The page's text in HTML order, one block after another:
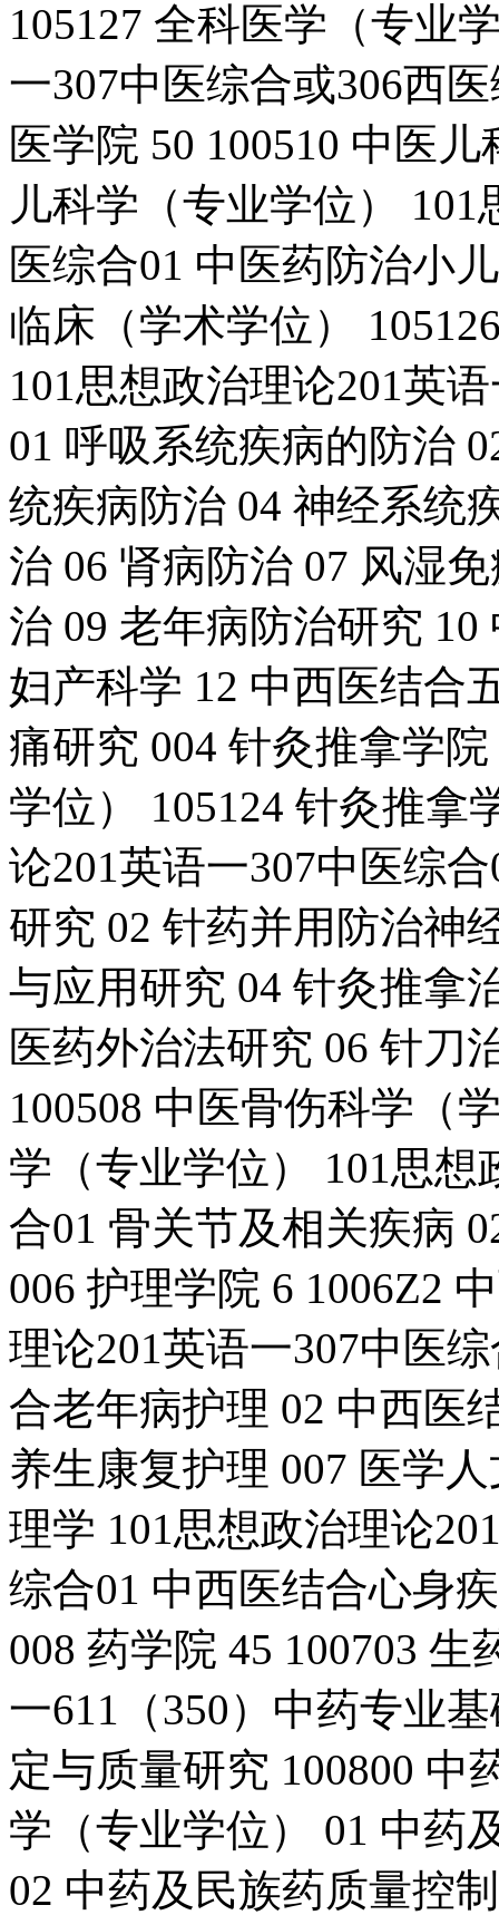
105127 全科医学（专业
一307中医综合或306西
医学院 50 100510 中医
儿科学（专业学位）
医综合01 中医药防治小
临床（学术学位）
101思想政治理论201英
01 呼吸系统疾病的防治
统疾病防治 04 神经系统
治 06 肾病防治 07 风湿
治 09 老年病防治研究
妇产科学 12 中西医结合
痛研究 004 针灸推拿学
学位） 105124 针灸推拿
论201英语一307中医综
研究 02 针药并用防治神
与应用研究 04 针灸推拿
医药外治法研究 06 针刀
100508 中医骨伤科学（
学（专业学位） 101思想
合01 骨关节及相关疾病
006 护理学院 6 1006Z2
理论201英语一307中医
合老年病护理 02 中西医
养生康复护理 007 医学
理学 101思想政治理论
综合01 中西医结合心身
008 药学院 45 100703
一611（350）中药专业
定与质量研究 100800 中
学（专业学位） 01 中药
02 中药及民族药质量控